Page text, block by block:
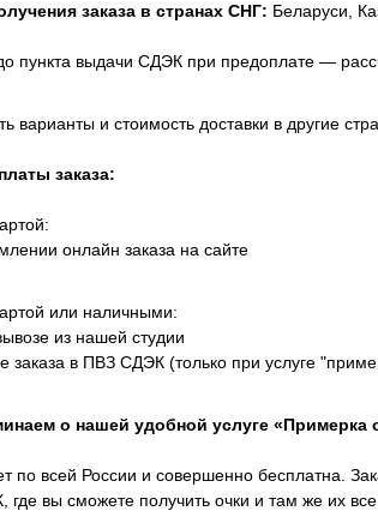
заказа в странах СНГ: Беларуси,
пункта выдачи СДЭК при предоплате —
варианты и стоимость доставки в другие
заказа:
онлайн заказа на сайте
или наличными:
из нашей студии
заказа в ПВЗ СДЭК (только при услуге
о нашей удобной услуге «Примерка
по всей России и совершенно бесплатна.
где вы сможете получить очки и там же их